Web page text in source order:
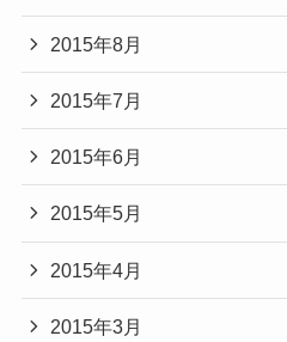
2015年8月
2015年7月
2015年6月
2015年5月
2015年4月
2015年3月